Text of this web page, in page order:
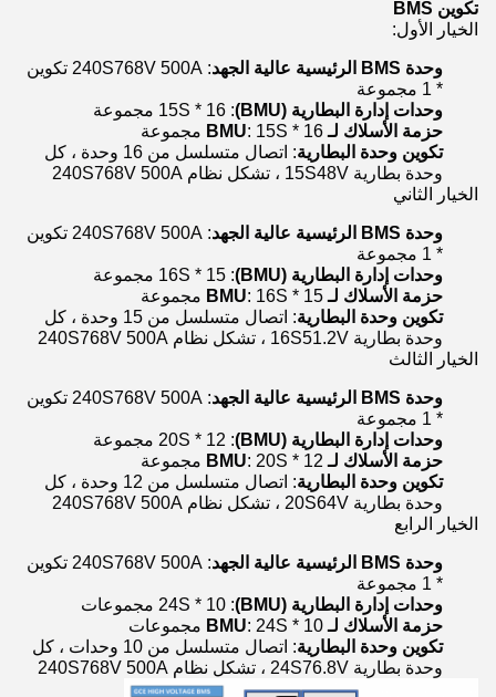
تكوين BMS
الخيار الأول:
وحدة BMS الرئيسية عالية الجهد
: 240S768V 500A تكوين
* 1 مجموعة
وحدات إدارة البطارية (BMU)
: 15S * 16 مجموعة
حزمة الأسلاك لـ BMU: 15S * 16 مجموعة
تكوين وحدة البطارية
: اتصال متسلسل من 16 وحدة ، كل
وحدة بطارية 15S48V ، تشكل نظام 240S768V 500A
الخيار الثاني
وحدة BMS الرئيسية عالية الجهد
: 240S768V 500A تكوين
* 1 مجموعة
وحدات إدارة البطارية (BMU)
: 16S * 15 مجموعة
حزمة الأسلاك لـ BMU: 16S * 15 مجموعة
تكوين وحدة البطارية
: اتصال متسلسل من 15 وحدة ، كل
وحدة بطارية 16S51.2V ، تشكل نظام 240S768V 500A
الخيار الثالث
وحدة BMS الرئيسية عالية الجهد
: 240S768V 500A تكوين
* 1 مجموعة
وحدات إدارة البطارية (BMU)
: 20S * 12 مجموعة
حزمة الأسلاك لـ BMU : 20S * 12 مجموعة
تكوين وحدة البطارية
: اتصال متسلسل من 12 وحدة ، كل
وحدة بطارية 20S64V ، تشكل نظام 240S768V 500A
الخيار الرابع
وحدة BMS الرئيسية عالية الجهد
: 240S768V 500A تكوين
* 1 مجموعة
وحدات إدارة البطارية (BMU)
: 24S * 10 مجموعات
حزمة الأسلاك لـ BMU: 24S * 10 مجموعات
تكوين وحدة البطارية
: اتصال متسلسل من 10 وحدات ، كل
وحدة بطارية 24S76.8V ، تشكل نظام 240S768V 500A